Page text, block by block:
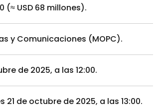
(≈ USD 68 millones).
y Comunicaciones (MOPC).
de 2025, a las 12:00.
de octubre de 2025, a las 13:00.